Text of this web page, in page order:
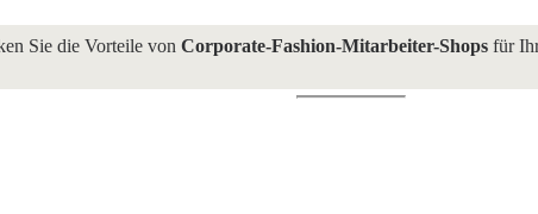
Sie die Vorteile von Corporate-Fashion-Mitarbeiter-Shopsfür Ihr
Sakko und seine Arten